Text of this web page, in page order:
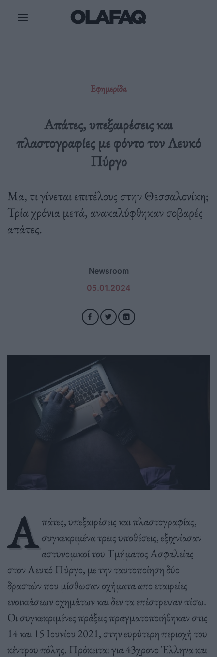
Εφημερίδα
Απάτες, υπεξαιρέσεις και
πλαστογραφίες με φόντο τον Λευκό
Πύργο
Μα, τι γίνεται επιτέλους στην Θεσσαλονίκη;
Τρία χρόνια μετά, ανακαλύφθηκαν σοβαρές
απάτες.
Newsroom
05.01.2024
Α πάτες, υπεξαιρέσεις και πλαστογραφίας,
συγκεκριμένα τρεις υποθέσεις, εξιχνίασαν
αστυνομικοί του Τμήματος Ασφαλείας
στον Λευκό Πύργο, με την ταυτοποίηση δύο
δραστών που μίσθωσαν οχήματα απο εταιρείες
ενοικιάσεων οχημάτων και δεν τα επέστρεψαν πίσω.
Οι συγκεκριμένες πράξεις πραγματοποιήθηκαν στις
14 και 15 Ιουνίου 2021, στην ευρύτερη περιοχή του
κέντρου πόλης. Πρόκειται για 43χρονο Έλληνα και